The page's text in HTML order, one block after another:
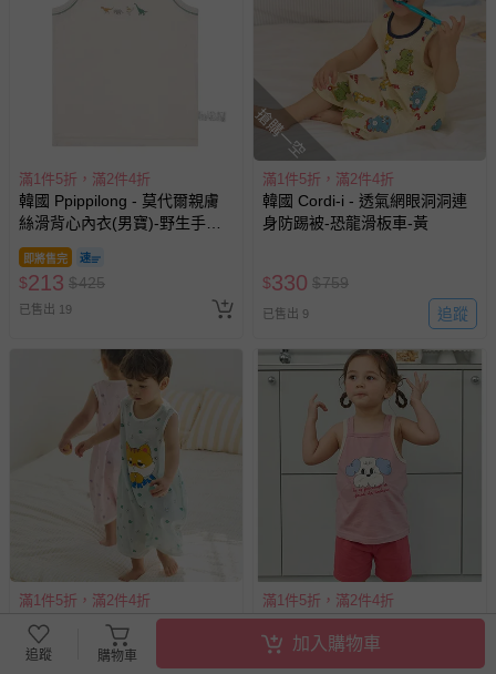
滿1件5折，滿2件4折
韓國 Ppippilong - 輕柔棉透氣
背心內衣(女寶)-花朵小兔-粉膚
即將售完
$213 $
搶購一空
滿1件5折，滿2件4折
韓國 Ppippilong - 絲柔莫代爾
米
$173
已售出 24 追蹤
滿1件5折，滿2件4折
韓國 Ppippilong - 天絲纖維透
滿1件5折，滿2件4折
韓國 Ppippilong - 莫代爾親膚
追蹤 購物車
加入購物車